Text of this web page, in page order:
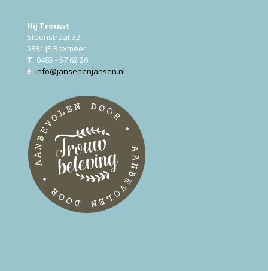
Hij Trouwt
Steenstraat 32
5831 JE Boxmeer
T. 0485 - 57 62 26
E. info@jansenenjansen.nl